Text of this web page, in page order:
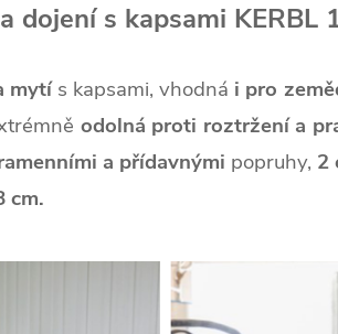
dojení s kapsami KERBL
mytís kapsami, vhodná i pro
odolná proti roztržení a
a přídavnými popruhy, 2
cm.